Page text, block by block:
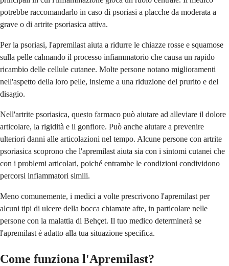
potrebbe raccomandarlo in caso di psoriasi a placche da moderata a
grave o di artrite psoriasica attiva.
Per la psoriasi, l'apremilast aiuta a ridurre le chiazze rosse e squamose
sulla pelle calmando il processo infiammatorio che causa un rapido
ricambio delle cellule cutanee. Molte persone notano miglioramenti
nell'aspetto della loro pelle, insieme a una riduzione del prurito e del
disagio.
Nell'artrite psoriasica, questo farmaco può aiutare ad alleviare il dolore
articolare, la rigidità e il gonfiore. Può anche aiutare a prevenire
ulteriori danni alle articolazioni nel tempo. Alcune persone con artrite
psoriasica scoprono che l'apremilast aiuta sia con i sintomi cutanei che
con i problemi articolari, poiché entrambe le condizioni condividono
percorsi infiammatori simili.
Meno comunemente, i medici a volte prescrivono l'apremilast per
alcuni tipi di ulcere della bocca chiamate afte, in particolare nelle
persone con la malattia di Behçet. Il tuo medico determinerà se
l'apremilast è adatto alla tua situazione specifica.
Come funziona l'Apremilast?